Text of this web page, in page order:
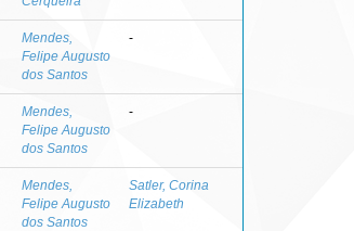
Mendes,
Felipe Augusto
dos Santos
-
Mendes,
Felipe Augusto
dos Santos
-
Mendes,
Felipe Augusto
dos Santos
Satler, Corina
Elizabeth